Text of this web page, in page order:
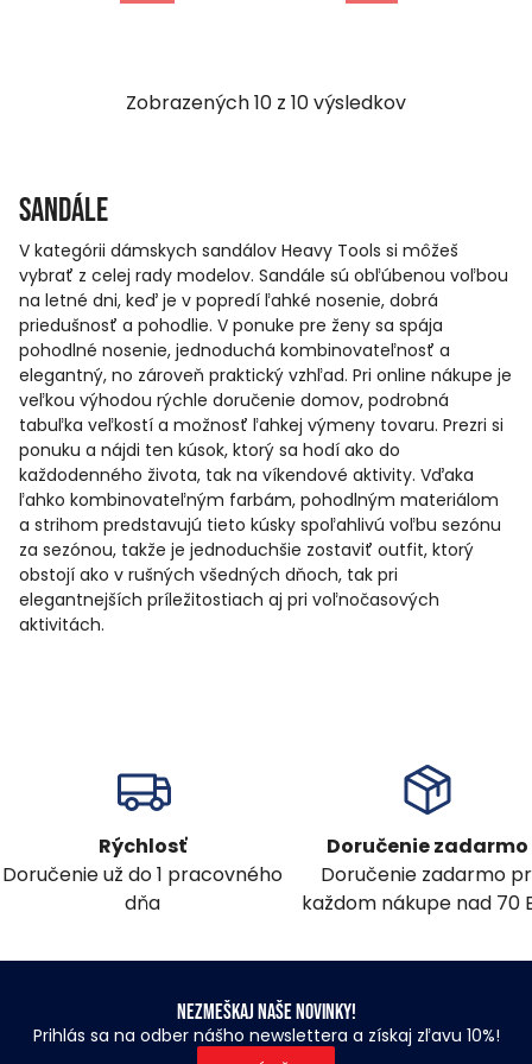
Zobrazených10 z 10výsledkov
Sandále
V kategórii dámskych sandálov Heavy Tools si môžeš
vybrať z celej rady modelov. Sandále sú obľúbenou voľbou
na letné dni, keď je v popredí ľahké nosenie, dobrá
priedušnosť a pohodlie. V ponuke pre ženy sa spája
pohodlné nosenie, jednoduchá kombinovateľnosť a
elegantný, no zároveň praktický vzhľad. Pri online nákupe je
veľkou výhodou rýchle doručenie domov, podrobná
tabuľka veľkostí a možnosť ľahkej výmeny tovaru. Prezri si
ponuku a nájdi ten kúsok, ktorý sa hodí ako do
každodenného života, tak na víkendové aktivity. Vďaka
ľahko kombinovateľným farbám, pohodlným materiálom
a strihom predstavujú tieto kúsky spoľahlivú voľbu sezónu
za sezónou, takže je jednoduchšie zostaviť outfit, ktorý
obstojí ako v rušných všedných dňoch, tak pri
elegantnejších príležitostiach aj pri voľnočasových
aktivitách.
Rýchlosť
Doručenie už do 1 pracovného
dňa
Doručenie zadarmo
Doručenie zadarmo
každom nákupe nad 70
Nezmeškaj naše novinky!
Prihlás sa na odber nášho newslettera a získaj zľavu 10%!